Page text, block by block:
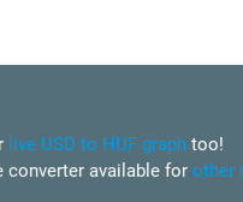
live USD to HUF graph too!
converter available forother